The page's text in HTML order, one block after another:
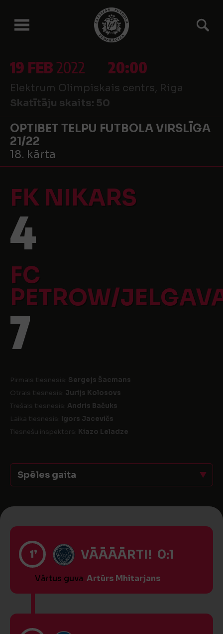
19 FEB2022 20:00
Elektrum Olimpiskais centrs, Riga
Skatītāju skaits: 50
OPTIBET TELPU FUTBOLA VIRSLĪGA
21/22
18. kārta
FK NIKARS
4
FC
PETROW/
7
Pirmais tiesnesis: Sergejs Šacmans
Otrais tiesnesis: Jurijs Kolosovs
Trešais tiesnesis: Andris Bačuks
Laika tiesnesis: Igors Jacevičs
Tiesnešu inspektors: Kiazo Leladze
Spēles gaita
1’ VĀĀĀĀRTI! 0:1
Vārtus guva Artūrs Mhitarjans